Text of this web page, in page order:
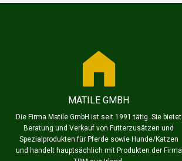
MATILE GMBH
Die Firma Matile GmbH ist seit 1991 tätig. Sie bietet
Beratung und Verkauf von Futterzusätzen und
Spezialprodukten für Pferde sowie Hunde/Katzen
und handelt hauptsächlich mit Produkten der Firma